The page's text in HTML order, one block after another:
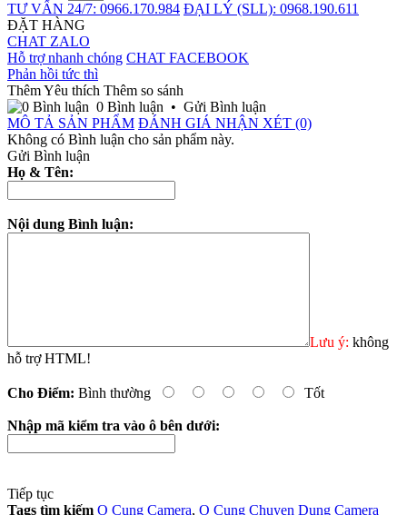
TƯ VẤN 24/7: 0966.170.984 ĐẠI LÝ (SLL): 0968.190.611
ĐẶT HÀNG
CHAT ZALO
Hỗ trợ nhanh chóng CHAT FACEBOOK
Phản hồi tức thì
Thêm Yêu thích Thêm so sánh
0 Bình luận • Gửi Bình luận
MÔ TẢ SẢN PHẨM ĐÁNH GIÁ NHẬN XÉT (0)
Không có Bình luận cho sản phẩm này.
Gửi Bình luận
Họ & Tên:
Nội dung Bình luận:
Lưu ý: không
hỗ trợ HTML!
Cho Điểm: Bình thường Tốt
Nhập mã kiểm tra vào ô bên dưới:
Tiếp tục
Tags tìm kiếm O Cung Camera, O Cung Chuyen Dung Camera